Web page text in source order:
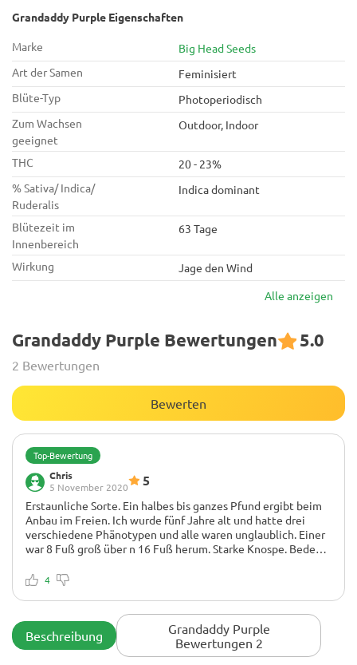
Grandaddy Purple Eigenschaften
Marke
Big Head Seeds
Art der Samen
Feminisiert
Blüte-Typ
Photoperiodisch
Zum Wachsen
geeignet
Outdoor, Indoor
THC
20 - 23%
% Sativa/ Indica/
Ruderalis
Indica dominant
Blütezeit im
Innenbereich
63 Tage
Wirkung
Jage den Wind
Alle anzeigen
Grandaddy Purple Bewertungen 5.0
2 Bewertungen
Bewerten
Top-Bewertung
Chris
5 November 2020
5
Erstaunliche Sorte. Ein halbes bis ganzes Pfund ergibt beim
Anbau im Freien. Ich wurde fünf Jahre alt und hatte drei
verschiedene Phänotypen und alle waren unglaublich. Einer
war 8 Fuß groß über n 16 Fuß herum. Starke Knospe. Bedeckt
hatten eher ein sativadominiertes Kreuz. Sorte sehr zu
Sie die Nachttemperaturen auf 45 oder 50 und sie nimmt
eine erstaunliche purpurrote Farbe an. Ich liebe alle Sorten
von Big Heads. wachsen das
sagen. Vielleicht könnte ich sagen, es wird zu groß? Oder
leckere, schöne Knospen.
4
Beschreibung
Grandaddy Purple
Bewertungen 2